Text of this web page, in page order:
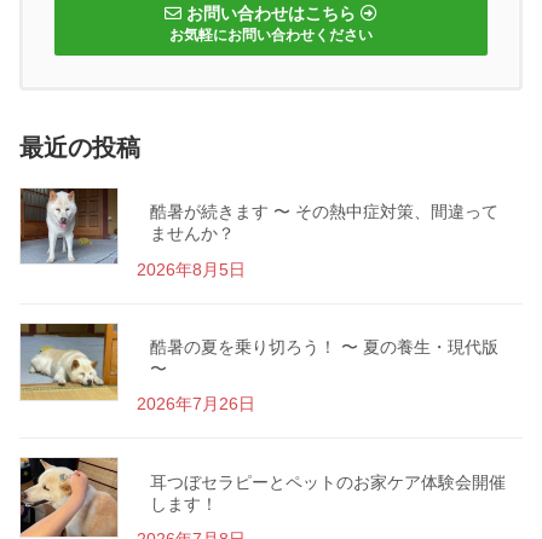
お問い合わせはこちら
お気軽にお問い合わせください
最近の投稿
酷暑が続きます 〜 その熱中症対策、間違って
ませんか？
2026年8月5日
酷暑の夏を乗り切ろう！ 〜 夏の養生・現代版
〜
2026年7月26日
耳つぼセラピーとペットのお家ケア体験会開催
します！